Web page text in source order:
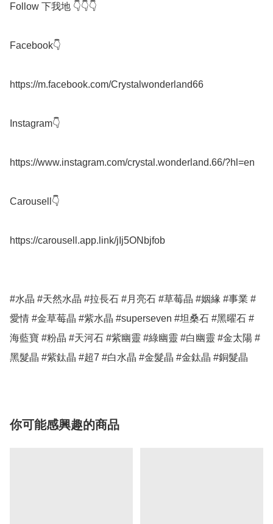
Follow 下我地 👇👇👇
Facebook👇
https://m.facebook.com/Crystalwonderland66
Instagram👇
https://www.instagram.com/crystal.wonderland.66/?hl=en
Carousell👇
https://carousell.app.link/jIj5ONbjfob
#水晶 #天然水晶 #拉長石 #月亮石 #草莓晶 #姻緣 #事業 #
愛情 #金草莓晶 #紫水晶 #superseven #坦桑石 #黑曜石 #
海藍寶 #粉晶 #天河石 #紫幽靈 #綠幽靈 #白幽靈 #金太陽 #
你可能感興趣的商品